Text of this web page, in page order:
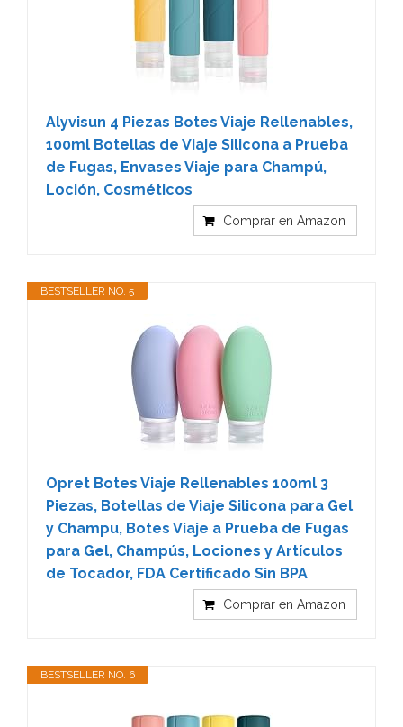
Alyvisun 4 Piezas Botes Viaje Rellenables,
100ml Botellas de Viaje Silicona a Prueba
de Fugas, Envases Viaje para Champú,
Loción, Cosméticos
Comprar en Amazon
BESTSELLER NO. 5
Opret Botes Viaje Rellenables 100ml 3
Piezas, Botellas de Viaje Silicona para Gel
y Champu, Botes Viaje a Prueba de Fugas
para Gel, Champús, Lociones y Artículos
de Tocador, FDA Certificado Sin BPA
Comprar en Amazon
BESTSELLER NO. 6